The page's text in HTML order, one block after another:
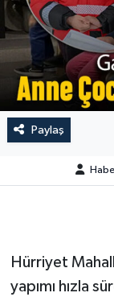
Paylaş
Hürriyet
yapımı hızla